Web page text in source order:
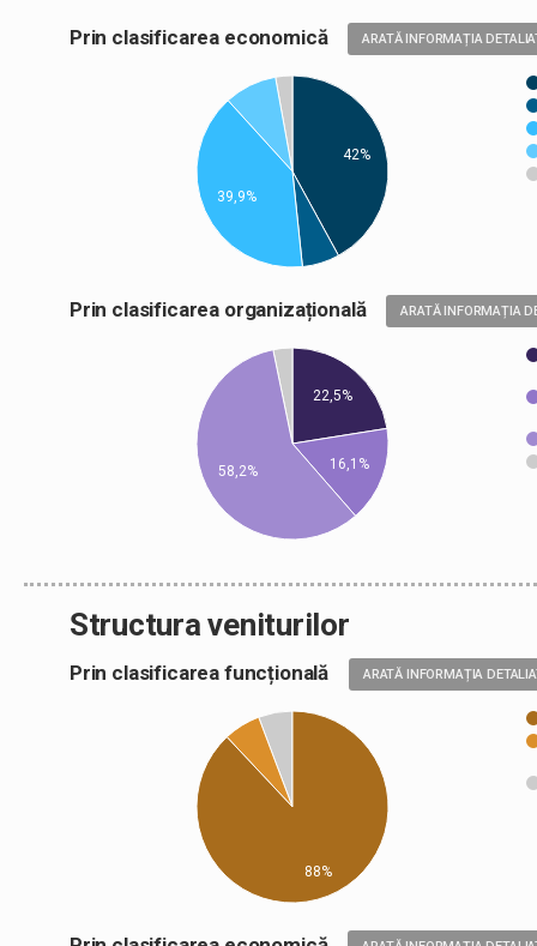
Prin clasificarea economică ARATĂ INFORMAȚIA
42%
39,9%
Prin clasificarea organizațională ARATĂ INFORMAȚIA
22,5%
16,1%
58,2%
Structura veniturilor
Prin clasificarea funcțională ARATĂ INFORMAȚIA
88%